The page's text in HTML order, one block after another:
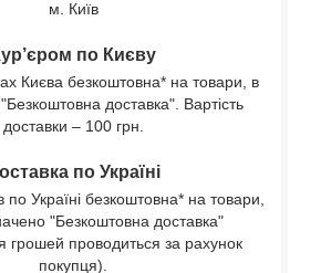
м. Київ
по Києву
Києва безкоштовна* на товари, в
доставка". Вартість
доставки – 100 грн.
по Україні
по Україні безкоштовна* на товари,
"Безкоштовна доставка"
грошей проводиться за рахунок
покупця).